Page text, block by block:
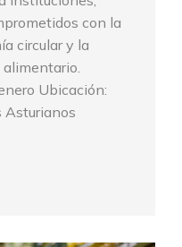
con la
circular y la
Ubicación:
Asturianos